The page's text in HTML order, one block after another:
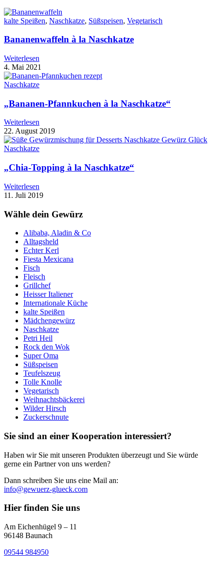
kalte Speißen, Naschkatze, Süßspeisen, Vegetarisch
Bananenwaffeln à la Naschkatze
Weiterlesen
4. Mai 2021
Naschkatze
„Bananen-Pfannkuchen à la Naschkatze“
Weiterlesen
22. August 2019
Naschkatze
„Chia-Topping à la Naschkatze“
Weiterlesen
11. Juli 2019
Wähle dein Gewürz
Alibaba, Aladin & Co
Alltagsheld
Echter Kerl
Fiesta Mexicana
Fisch
Fleisch
Grillchef
Heisser Italiener
Internationale Küche
kalte Speißen
Mädchengewürz
Naschkatze
Petri Heil
Rock den Wok
Super Oma
Süßspeisen
Teufelszeug
Tolle Knolle
Vegetarisch
Weihnachtsbäckerei
Wilder Hirsch
Zuckerschnute
Sie sind an einer Kooperation interessiert?
Haben wir Sie mit unseren Produkten überzeugt und Sie würde
gerne ein Partner von uns werden?
Dann schreiben Sie uns eine Mail an:
info@gewuerz-glueck.com
Hier finden Sie uns
Am Eichenhügel 9 – 11
96148 Baunach
09544 984950